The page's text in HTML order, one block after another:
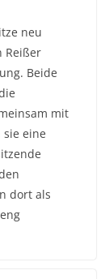
neu
Reißer
Beide
mit
eine
dort als